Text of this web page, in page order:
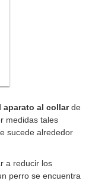
al collarde
medidas tales
sucede alrededor
a reducir los
perro se encuentra